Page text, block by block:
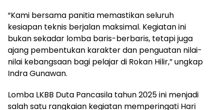
“Kami bersama panitia memastikan seluruh
kesiapan teknis berjalan maksimal. Kegiatan ini
bukan sekadar lomba baris-berbaris, tetapi juga
ajang pembentukan karakter dan penguatan nilai-
nilai kebangsaan bagi pelajar di Rokan Hilir,” ungkap
Indra Gunawan.
Lomba LKBB Duta Pancasila tahun 2025 ini menjadi
salah satu rangkaian kegiatan memperingati Hari